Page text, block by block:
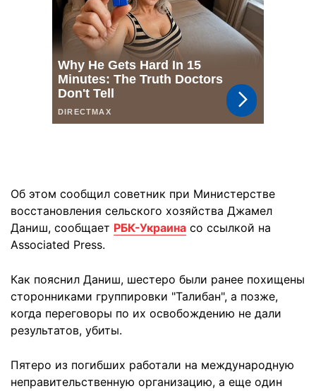
Об этом сообщил советник при Министерстве
восстановления сельского хозяйства Джамел
Даниш, сообщает РБК-Украина со ссылкой на
Associated Press.
Как пояснил Даниш, шестеро были ранее похищены
сторонниками группировки "Талибан", а позже,
когда переговоры по их освобождению не дали
результатов, убиты.
Пятеро из погибших работали на международную
неправительственную организацию, а еще один